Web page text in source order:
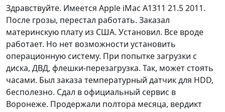
Здравствуйте. Имеется Apple iMac A1311 21.5 2011.
После грозы, перестал работать. Заказал
материнскую плату из США. Установил. Все вроде
работает. Но нет возможности установить
операционную систему. При попытке загрузки с
диска, ДВД, флешки-перезагрузка. Так, может стоять
часами. Был заказа температурный датчик для HDD,
бесполезно. Сдал в официальный сервис в
Воронеже. Продержали полтора месяца, вердикт